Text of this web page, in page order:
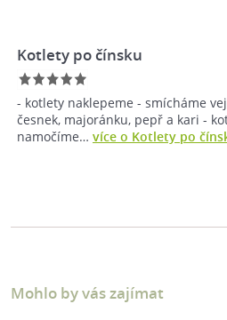
Kotlety po čínsku
- kotlety naklepeme - smícháme
česnek, majoránku, pepř a kari -
namočíme… více o Kotlety po
Mohlo by vás zajímat